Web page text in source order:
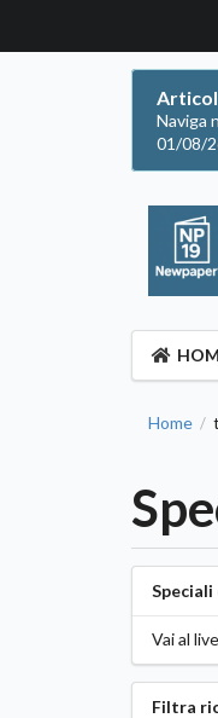
Naviga
01/08/
Home /
Speciali
Vai al
Filtra